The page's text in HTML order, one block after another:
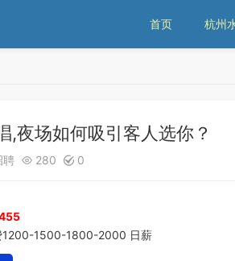
首页 杭州
,夜场如何吸引客人选你？
聘  280  0
1200-1500-1800-2000 日薪